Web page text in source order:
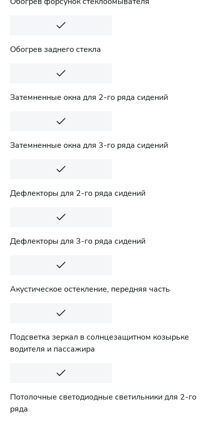
Обогрев заднего стекла
Затемненные окна для 2-го ряда сидений
Затемненные окна для 3-го ряда сидений
Дефлекторы для 2-го ряда сидений
Дефлекторы для 3-го ряда сидений
Акустическое остекление, передняя часть
Подсветка зеркал в солнцезащитном козырьке
водителя и пассажира
Потолочные светодиодные светильники для 2-го
ряда